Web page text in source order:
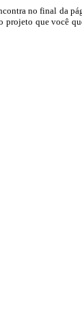
no final da
projeto que você